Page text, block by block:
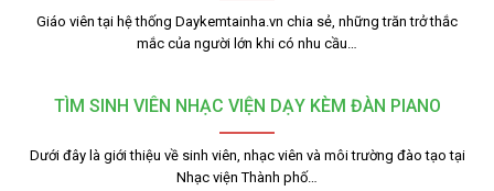
Giáo viên tại hệ thống Daykemtainha.vn chia sẻ, những trăn trở thắc
mắc của người lớn khi có nhu cầu…
TÌM SINH VIÊN NHẠC VIỆN DẠY KÈM ĐÀN PIANO
Dưới đây là giới thiệu về sinh viên, nhạc viên và môi trường đào tạo tại
Nhạc viện Thành phố…